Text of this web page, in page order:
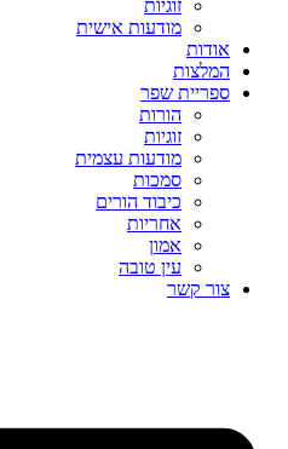
זוגיות
מודעות אישית
אודות
המלצות
ספריית שפר
הורות
זוגיות
מודעות עצמית
סמכות
כיבוד הורים
אחריות
אמון
עין טובה
צור קשר